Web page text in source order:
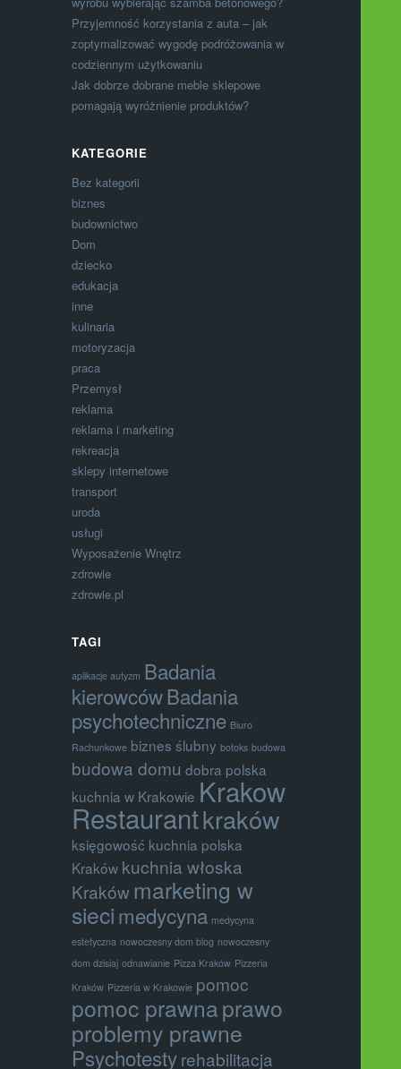
Przyjemność korzystania z auta – jak
zoptymalizować wygodę podróżowania w
codziennym użytkowaniu
Jak dobrze dobrane meble sklepowe
pomagają wyróżnienie produktów?
KATEGORIE
Bez kategorii
biznes
budownictwo
Dom
dziecko
edukacja
inne
kulinaria
motoryzacja
praca
Przemysł
reklama
reklama i marketing
rekreacja
sklepy internetowe
transport
uroda
usługi
Wyposażenie Wnętrz
zdrowie
zdrowie.pl
TAGI
aplikacje autyzm Badania
kierowcówBadania
psychotechniczne Biuro
Rachunkowe biznes ślubny botoks budowa
budowa domu dobra polska
kuchnia w Krakowie Krakow
Restaurantkraków
księgowość kuchnia polska
Kraków kuchnia włoska
Krakówmarketing w
siecimedycyna medycyna
estetyczna nowoczesny dom blog nowoczesny
dom dzisiaj odnawianie Pizza Kraków Pizzeria
Kraków Pizzeria w Krakowie pomoc
pomoc prawnaprawo
problemy prawne
Psychotestyrehabilitacja